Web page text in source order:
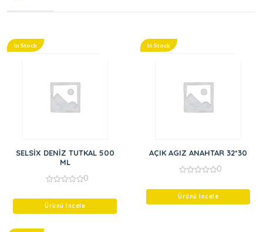
In Stock
SELSİX DENİZ TUTKAL 500
ML
of
0
Ürünü İncele
In Stock
AÇIK AGIZ ANAHTAR 32*30
of
0
Ürünü İncele